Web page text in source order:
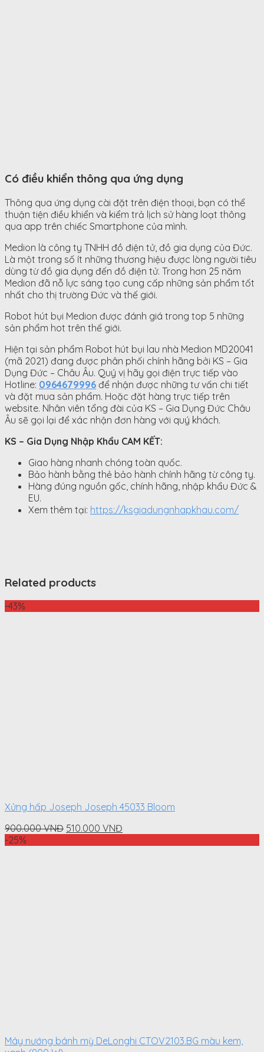
Có điều khiển thông qua ứng dụng
Thông qua ứng dụng cài đặt trên điện thoại, bạn có thể
thuận tiện điều khiển và kiểm trả lịch sử hàng loạt thông
qua app trên chiếc Smartphone của mình.
Medion là công ty TNHH đồ điện tử, đồ gia dụng của Đức.
Là một trong số ít những thương hiệu được lòng người tiêu
dùng từ đồ gia dụng đến đồ điện tử. Trong hơn 25 năm
Medion đã nỗ lực sáng tạo cung cấp những sản phẩm tốt
nhất cho thị trường Đức và thế giới.
Robot hút bụi Medion được đánh giá trong top 5 những
sản phẩm hot trên thế giới.
Hiện tại sản phẩm Robot hút bụi lau nhà Medion MD20041
(mã 2021) đang được phân phối chính hãng bởi KS – Gia
Dụng Đức – Châu Âu. Quý vị hãy gọi điện trực tiếp vào
Hotline: 0964679996 để nhận được những tư vấn chi tiết
và đặt mua sản phẩm. Hoặc đặt hàng trực tiếp trên
website. Nhân viên tổng đài của KS – Gia Dụng Đức Châu
Âu sẽ gọi lại để xác nhận đơn hàng với quý khách.
KS – Gia Dụng Nhập Khẩu CAM KẾT:
Giao hàng nhanh chóng toàn quốc.
Bảo hành bằng thẻ bảo hành chính hãng từ công ty.
Hàng đúng nguồn gốc, chính hãng, nhập khẩu Đức &
EU.
Xem thêm tại: https://ksgiadungnhapkhau.com/
Related products
-43%
Xửng hấp Joseph Joseph 45033 Bloom
900.000VNĐ Original
510.000 VNĐ
-25%
Máy nướng bánh mỳ DeLonghi CTOV2103.BG màu kem,